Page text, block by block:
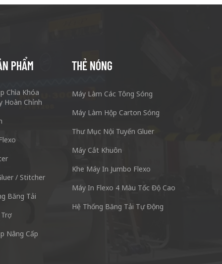
Carton Keshenglong Quảng Châu.
Phiên Ngung Quảng Châu Quảng Đông
Skype: +86 13928828361
528137
PHẨM
Chìa Khóa
Hoàn Chỉnh
/ Stitcher
Băng Tải
Nâng Cấp
THẺ NÓNG
Máy Làm Các Tông Sóng
Máy Làm Hộp Carton Sóng
Thư Mục Nội Tuyến Gluer
Máy Cắt Khuôn
Khe Máy In Jumbo Flexo
Máy In Flexo 4 Màu Tốc Độ Cao
Hệ Thống Băng Tải Tự Động